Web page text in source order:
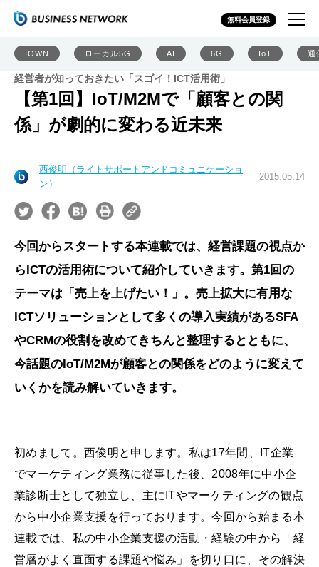
無料会員登録
IOWN ローカル5G AI 6G IoT 通
経営者が知っておきたい「スゴイ！ICT活用術」
【第1回】IoT/M2Mで「顧客との関
係」が劇的に変わる近未来
西俊明（ライトサポートアンドコミュニケーショ
ン）
2015.05.14
今回からスタートする本連載では、経営課題の視点か
らICTの活用術について紹介していきます。第1回の
テーマは「売上を上げたい！」。売上拡大に有用な
ICTソリューションとして多くの導入実績があるSFA
やCRMの役割を改めてきちんと整理するとともに、
今話題のIoT/M2Mが顧客との関係をどのように変えて
いくかを読み解いていきます。
初めまして。西俊明と申します。私は17年間、IT企業
でマーケティング業務に従事した後、2008年に中小企
業診断士として独立し、主にITやマーケティングの観点
から中小企業支援を行っております。今回から始まる本
連載では、私の中小企業支援の活動・経験の中から「経
営層がよく直面する課題や悩み」を切り口に、その解決